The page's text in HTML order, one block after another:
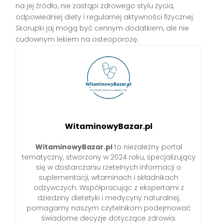
na jej źródło, nie zastąpi zdrowego stylu życia,
odpowiedniej diety i regularnej aktywności fizycznej.
Skorupki jaj mogą być cennym dodatkiem, ale nie
cudownym lekiem na osteoporozę.
WitaminowyBazar.pl
WitaminowyBazar.plto niezależny portal
tematyczny, stworzony w 2024 roku, specjalizujący
się w dostarczaniu rzetelnych informacji o
suplementacji, witaminach i składnikach
odżywczych. Współpracując z ekspertami z
dziedziny dietetyki i medycyny naturalnej,
pomagamy naszym czytelnikom podejmować
świadome decyzje dotyczące zdrowia.